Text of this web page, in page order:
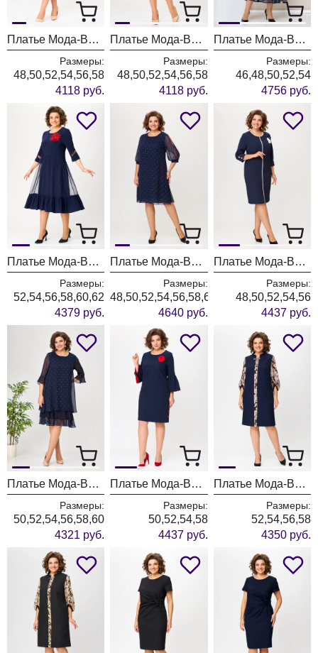
Платье Мода-Версаль 1462 розовый
Размеры:
48,50,52,54,56,58
4118 руб.
Платье Мода-Версаль 1462 бежевый
Размеры:
48,50,52,54,56,58
4118 руб.
Платье Мода-Версаль 2360 темно синий
Размеры:
46,48,50,52,54
4756 руб.
Платье Мода-Версаль 1952 т.синий
Размеры:
52,54,56,58,60,62
4379 руб.
Платье Мода-Версаль 2484 т.синий
Размеры:
48,50,52,54,56,58,60,62
4640 руб.
Платье Мода-Версаль 2485 т.синий
Размеры:
48,50,52,54,56
4437 руб.
Платье Мода-Версаль 2440 т.синий
Размеры:
50,52,54,56,58,60
4321 руб.
Платье Мода-Версаль 2137
Размеры:
50,52,54,58
4437 руб.
Платье Мода-Версаль 2104 т.синий
Размеры:
52,54,56,58
4350 руб.